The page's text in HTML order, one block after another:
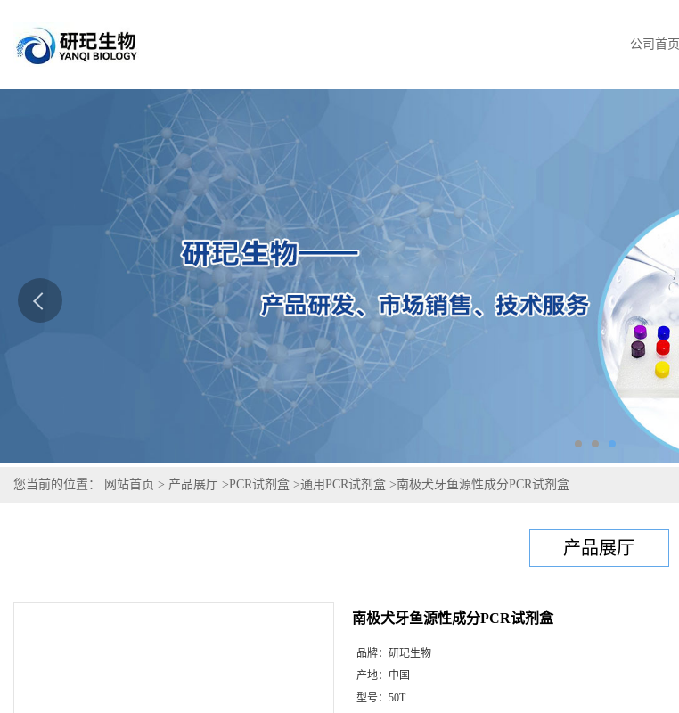
公司首页
您当前的位置： 网站首页 > 产品展厅 >PCR试剂盒 >通用PCR试剂盒 >南极犬牙鱼源性成分PCR试剂盒
产品展厅
南极犬牙鱼源性成分PCR试剂盒
品牌： 研玘生物
产地： 中国
型号： 50T